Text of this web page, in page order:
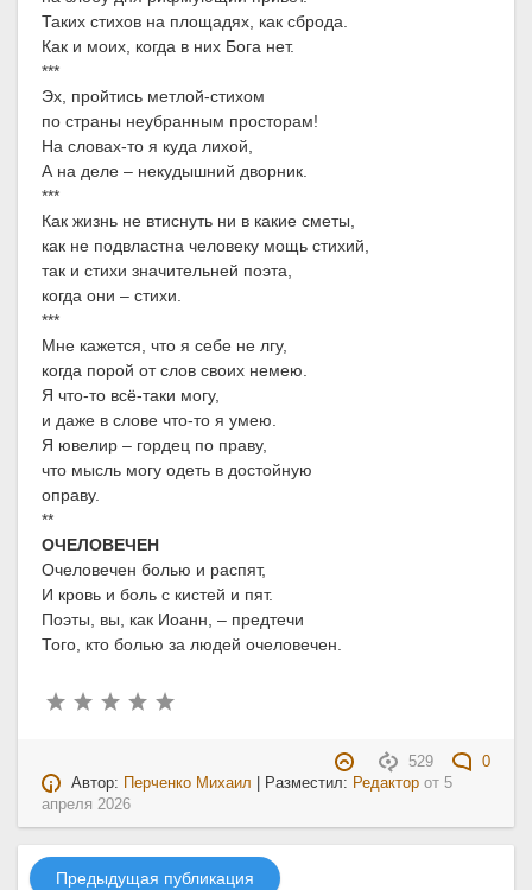
Таких стихов на площадях, как сброда.
Как и моих, когда в них Бога нет.
***
Эх, пройтись метлой-стихом
по страны неубранным просторам!
На словах-то я куда лихой,
А на деле – некудышний дворник.
***
Как жизнь не втиснуть ни в какие сметы,
как не подвластна человеку мощь стихий,
так и стихи значительней поэта,
когда они – стихи.
***
Мне кажется, что я себе не лгу,
когда порой от слов своих немею.
Я что-то всё-таки могу,
и даже в слове что-то я умею.
Я ювелир – гордец по праву,
что мысль могу одеть в достойную
оправу.
**
ОЧЕЛОВЕЧЕН
Очеловечен болью и распят,
И кровь и боль с кистей и пят.
Поэты, вы, как Иоанн, – предтечи
Того, кто болью за людей очеловечен.
529
0
Автор:
Перченко Михаил | Разместил: Редактор от5
апреля 2026
Предыдущая публикация